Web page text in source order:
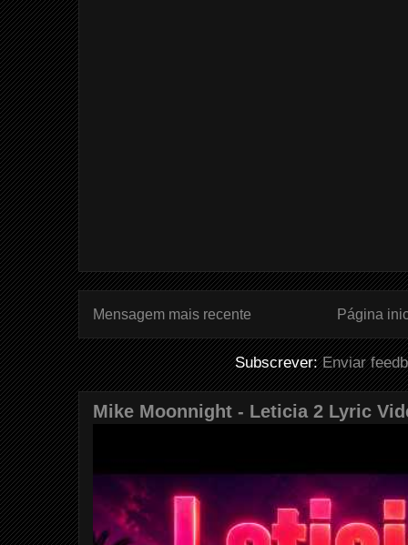
Mensagem mais recente Página
Subscrever:Enviar
Mike Moonnight - Leticia 2 Lyric